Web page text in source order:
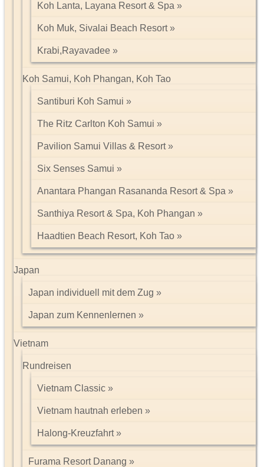
Koh Lanta, Layana Resort & Spa
Koh Muk, Sivalai Beach Resort
Krabi,Rayavadee
Koh Samui, Koh Phangan, Koh Tao
Santiburi Koh Samui
The Ritz Carlton Koh Samui
Pavilion Samui Villas & Resort
Six Senses Samui
Anantara Phangan Rasananda Resort & Spa
Santhiya Resort & Spa, Koh Phangan
Haadtien Beach Resort, Koh Tao
Japan
Japan individuell mit dem Zug
Japan zum Kennenlernen
Vietnam
Rundreisen
Vietnam Classic
Vietnam hautnah erleben
Halong-Kreuzfahrt
Furama Resort Danang